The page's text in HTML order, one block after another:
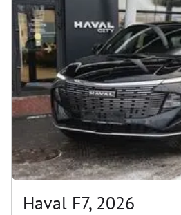
Haval F7, 2026